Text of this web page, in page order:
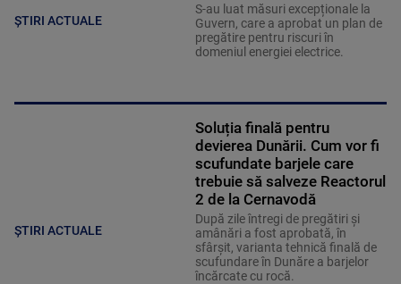
ȘTIRI ACTUALE
S-au luat măsuri excepționale la
Guvern, care a aprobat un plan de
pregătire pentru riscuri în
domeniul energiei electrice.
ȘTIRI ACTUALE
Soluția finală pentru
devierea Dunării. Cum vor fi
scufundate barjele care
trebuie să salveze Reactorul
2 de la Cernavodă
După zile întregi de pregătiri și
amânări a fost aprobată, în
sfârșit, varianta tehnică finală de
scufundare în Dunăre a barjelor
încărcate cu rocă.